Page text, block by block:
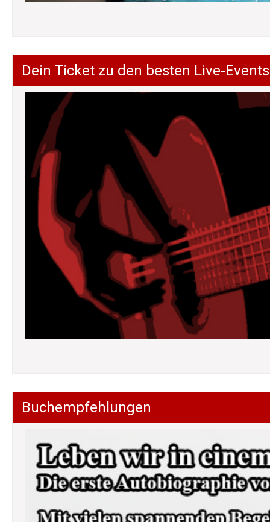
Dein Ticket zu den besten Live-Events
Buchempfehlungen